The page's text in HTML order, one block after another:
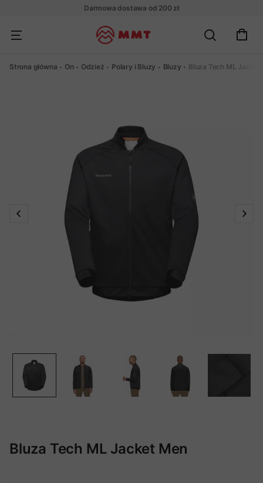
Darmowa dostawa od 200 zł
Strona główna On Odzież Polary i Bluzy Bluzy Bluza Tech ML Jacket
Bluza Tech ML Jacket Men